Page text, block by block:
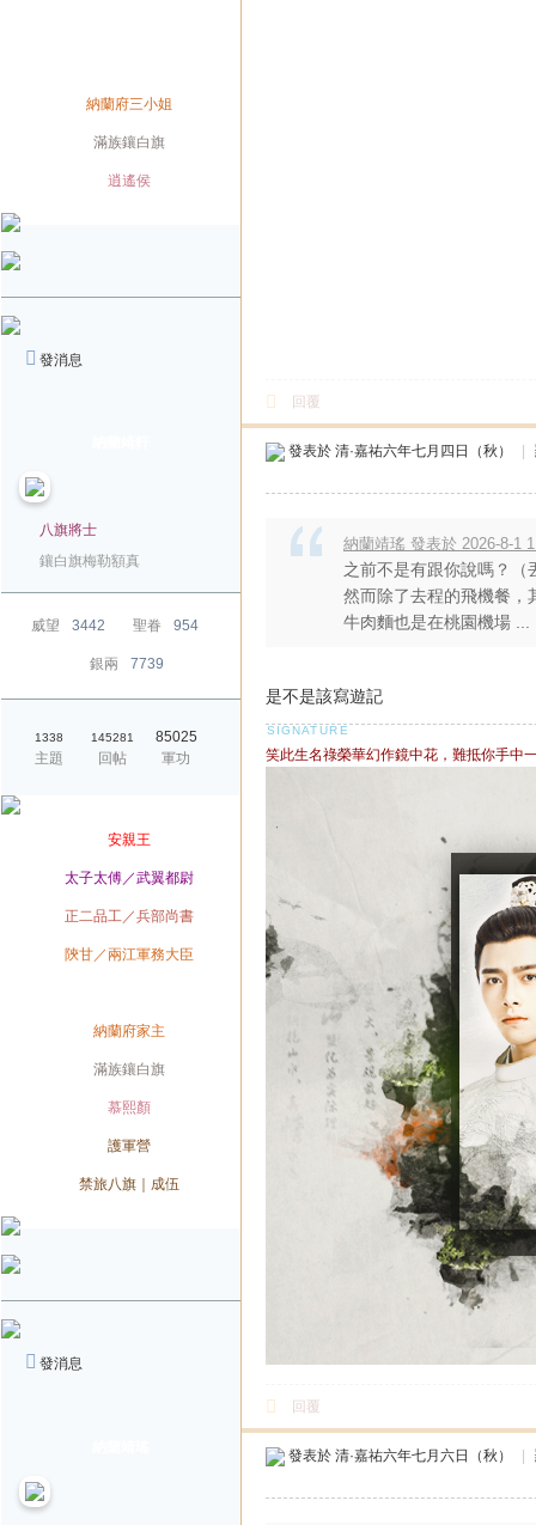
納蘭府三小姐
滿族鑲白旗
逍遙侯
發消息
回覆
八旗將士
鑲白旗梅勒額真
威望 3442 聖眷 954
銀兩 7739
1338
主題
145281
回帖
85025
軍功
安親王
太子太傅／武翼都尉
正二品工／兵部尚書
陝甘／兩江軍務大臣
納蘭府家主
滿族鑲白旗
慕熙顏
護軍營
禁旅八旗｜成伍
發消息
發表於 清·嘉祐六年七月四日（秋）
納蘭靖瑤 發表於 2026-8-1
之前不是有跟你說嗎？（
然而除了去程的飛機餐，
牛肉麵也是在桃園機場 ...
是不是該寫遊記
笑此生名祿榮華幻作鏡中花，難抵你手中
回覆
發表於 清·嘉祐六年七月六日（秋）